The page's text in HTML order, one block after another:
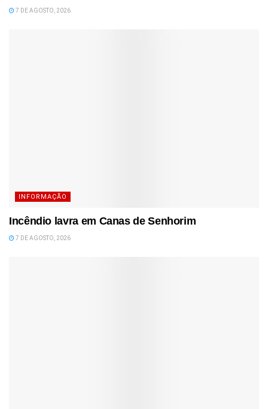
7 DE AGOSTO, 2026
INFORMAÇÃO
Incêndio lavra em Canas de Senhorim
7 DE AGOSTO, 2026